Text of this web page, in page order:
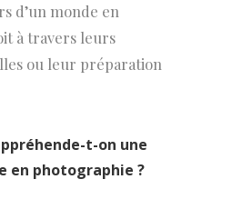
d’un monde en
à travers leurs
ou leur préparation
t-on une
en photographie ?